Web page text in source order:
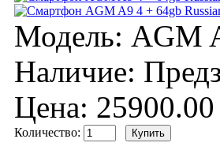
Модель: AGM
Наличие:
Цена: 25900.00
Количество: